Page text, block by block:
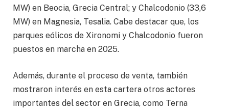
MW) en Beocia, Grecia Central; y Chalcodonio (33,6
MW) en Magnesia, Tesalia. Cabe destacar que, los
parques eólicos de Xironomi y Chalcodonio fueron
puestos en marcha en 2025.
Además, durante el proceso de venta, también
mostraron interés en esta cartera otros actores
importantes del sector en Grecia, como Terna